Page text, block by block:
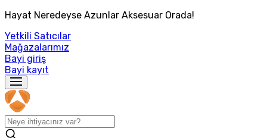
Hayat Neredeyse Azunlar Aksesuar Orada!
Yetkili Satıcılar
Mağazalarımız
Bayi giriş
Bayi kayıt